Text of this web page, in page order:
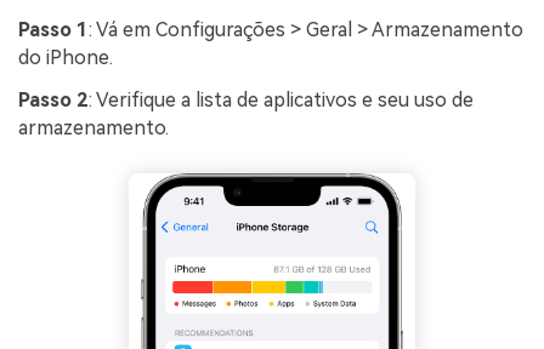
Passo 1: Vá em Configurações > Geral > Armazenamento
do iPhone.
Passo 2: Verifique a lista de aplicativos e seu uso de
armazenamento.